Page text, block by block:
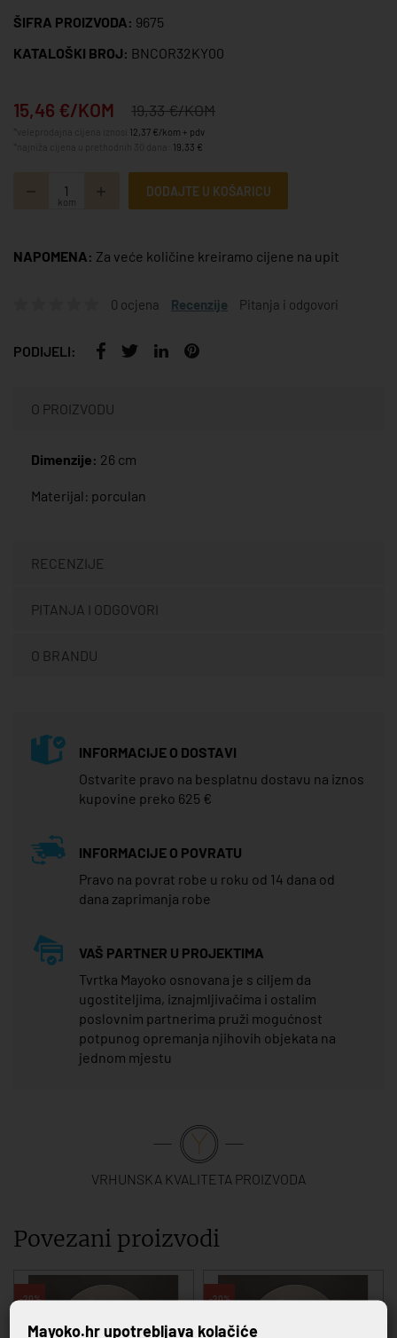
ŠIFRA PROIZVODA: 9675
KATALOŠKI BROJ: BNCOR32KY00
15,46 €/KOM 19,33 €/KOM
12,37 €/kom + pdv
19,33 €
kom
DODAJTE U KOŠARICU
NAPOMENA: Za veće količine kreiramo cijene na upit
0 ocjena Recenzije Pitanja i odgovori
PODIJELI:
O PROIZVODU
Dimenzije: 26 cm
Materijal: porculan
RECENZIJE
PITANJA I ODGOVORI
O BRANDU
INFORMACIJE O DOSTAVI
Ostvarite pravo na besplatnu dostavu na iznos
kupovine preko 625 €
INFORMACIJE O POVRATU
Pravo na povrat robe u roku od 14 dana od
dana zaprimanja robe
VAŠ PARTNER U PROJEKTIMA
Tvrtka Mayoko osnovana je s ciljem da
ugostiteljima, iznajmljivačima i ostalim
poslovnim partnerima pruži mogućnost
potpunog opremanja njihovih objekata na
jednom mjestu
VRHUNSKA KVALITETA PROIZVODA
Povezani proizvodi
-20% -20%
Mayoko.hr upotrebljava kolačiće